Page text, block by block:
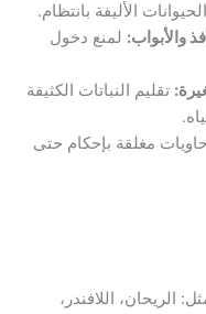
الأليفة بانتظام.
والأبواب: لمنع دخول
تقليم النباتات الكثيفة
مغلقة بإحكام حتى
الريحان، اللافندر،